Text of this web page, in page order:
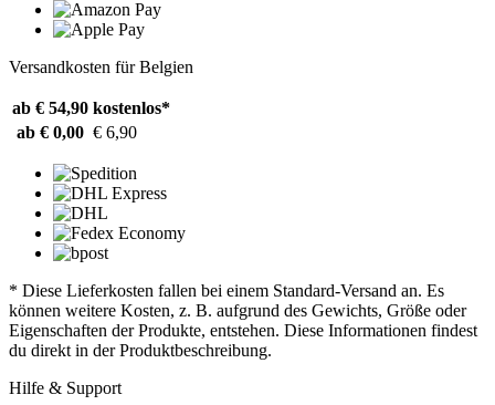
Versandkosten für Belgien
ab € 54,90 kostenlos*
ab € 0,00 € 6,90
* Diese Lieferkosten fallen bei einem Standard-Versand an. Es
können weitere Kosten, z. B. aufgrund des Gewichts, Größe oder
Eigenschaften der Produkte, entstehen. Diese Informationen findest
du direkt in der Produktbeschreibung.
Hilfe & Support